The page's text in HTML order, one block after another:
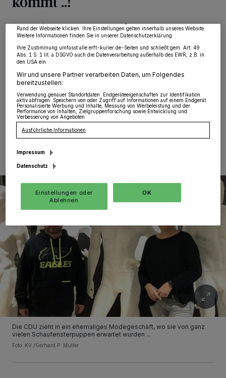
Grevenbroich·Die Kandidaten sind gefunden, jetzt
kann der Wahlkampf für die Grevenbroicher CDU
beginnen. Und den starten sie morgen just im
ehemaligen GeKa-Ladenlokal direkt an der Breite
Christdemokraten bis zu der Zeit nach Kommunalwahl
im kommenden September angemietet haben.
28.11.2024 , 16:41 Uhr
Die CDU zieht in ein ehemaliges Modegeschäft, wo sie von ganz
vielen Schaufensterpuppen erwartet wurden ...
Foto: KV./Gerhard P. Müller
möglicherweise nicht mehr so relevant für Sie. Sie können dieses Menü jederzeit
Rand der Webseite klicken. Ihre Einstellungen gelten innerhalb unseres Website.
Weitere Informationen finden Sie in unserer Datenschutzerklärung.
Ihre Zustimmung umfasst alle erft-kurier.de-Seiten und schließt gem. Art. 49
Abs. 1 S. 1 lit. a DSGVO auch die Datenverarbeitung außerhalb des EWR, z.B. in
den USA ein.
Wir und unsere Partner verarbeiten Daten, um Folgendes
bereitzustellen:
Verwendung genauer Standortdaten. Endgeräteeigenschaften zur Identifikation
aktiv abfragen. Speichern von oder Zugriff auf Informationen auf einem Endgerät.
Personalisierte Werbung und Inhalte, Messung von Werbeleistung und der
Performance von Inhalten, Zielgruppenforschung sowie Entwicklung und
Verbesserung von Angeboten.
Ausführliche Informationen
Impressum
Datenschutz
Einstellungen oder
Ablehnen
OK